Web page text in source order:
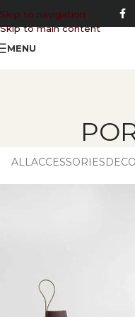
Skip to navigation
Skip to main content
MENU
ALLACCESSORIES